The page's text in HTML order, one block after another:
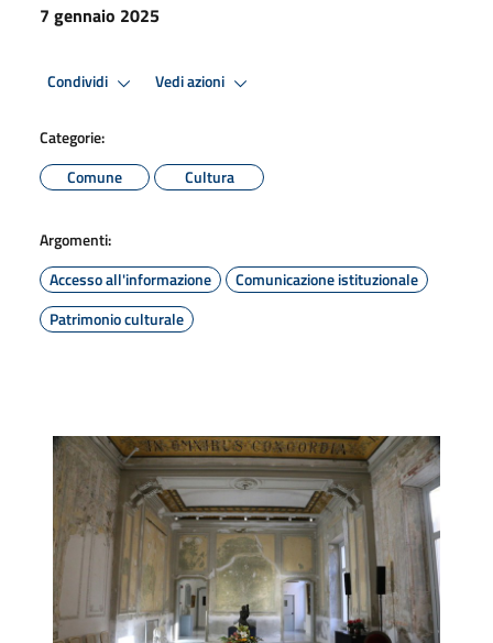
7 gennaio 2025
Condividi Vedi azioni
Categorie:
Comune
Cultura
Argomenti:
Accesso all'informazione
Comunicazione istituzionale
Patrimonio culturale